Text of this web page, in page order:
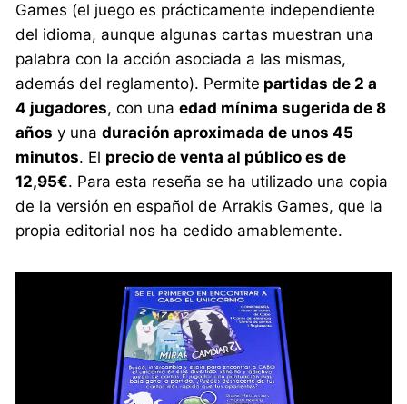
Games (el juego es prácticamente independiente
del idioma, aunque algunas cartas muestran una
palabra con la acción asociada a las mismas,
además del reglamento). Permite partidas de 2 a
4 jugadores, con unaedad mínima sugerida de 8
años y unaduración aproximada de unos 45
minutos. El precio de venta al público es de
12,95€. Para esta reseña se ha utilizado una copia
de la versión en español de Arrakis Games, que la
propia editorial nos ha cedido amablemente.